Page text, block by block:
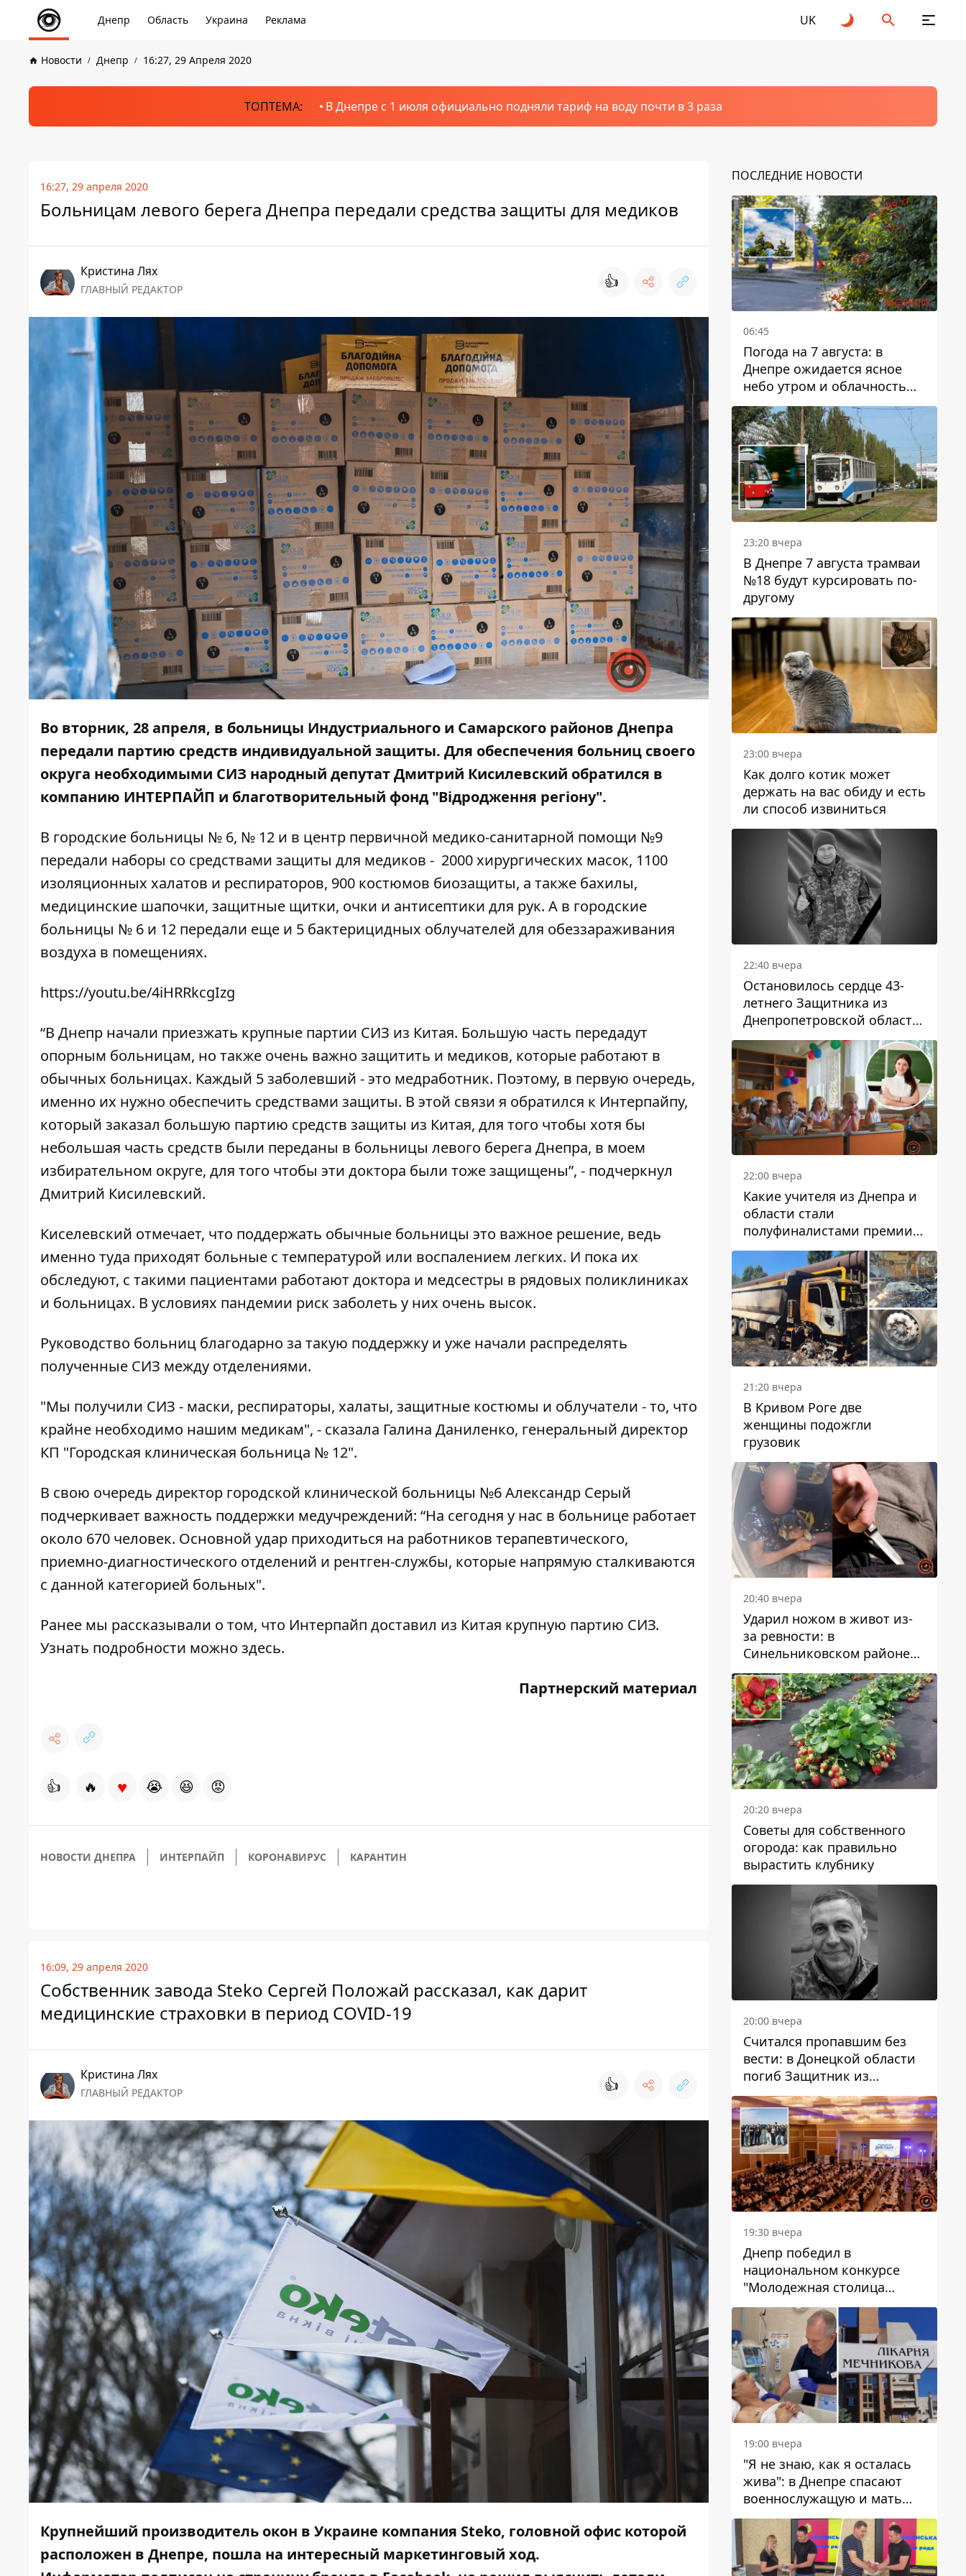
Днепр Область Украина Реклама UK
Новости Днепр 16:27, 29 Апреля 2020
ТОПТЕМА: В Днепре с 1 июля официально подняли тариф на воду почти в 3 раза
16:27, 29 апреля 2020
Больницам левого берега Днепра передали средства защиты для медиков
Кристина Лях
ГЛАВНЫЙ РЕДАКТОР 👍
Во вторник, 28 апреля, в больницы Индустриального и Самарского районов Днепра
передали партию средств индивидуальной защиты. Для обеспечения больниц своего
округа необходимыми СИЗ народный депутат Дмитрий Кисилевский обратился в
компанию ИНТЕРПАЙП и благотворительный фонд "Відродження регіону".
В городские больницы № 6, № 12 и в центр первичной медико-санитарной помощи №9
передали наборы со средствами защиты для медиков - 2000 хирургических масок, 1100
изоляционных халатов и респираторов, 900 костюмов биозащиты, а также бахилы,
медицинские шапочки, защитные щитки, очки и антисептики для рук. А в городские
больницы № 6 и 12 передали еще и 5 бактерицидных облучателей для обеззараживания
воздуха в помещениях.
https://youtu.be/4iHRRkcgIzg
“В Днепр начали приезжать крупные партии СИЗ из Китая. Большую часть передадут
опорным больницам, но также очень важно защитить и медиков, которые работают в
обычных больницах. Каждый 5 заболевший - это медработник. Поэтому, в первую очередь,
именно их нужно обеспечить средствами защиты. В этой связи я обратился к Интерпайпу,
который заказал большую партию средств защиты из Китая, для того чтобы хотя бы
небольшая часть средств были переданы в больницы левого берега Днепра, в моем
избирательном округе, для того чтобы эти доктора были тоже защищены”, - подчеркнул
Дмитрий Кисилевский.
Киселевский отмечает, что поддержать обычные больницы это важное решение, ведь
именно туда приходят больные с температурой или воспалением легких. И пока их
обследуют, с такими пациентами работают доктора и медсестры в рядовых поликлиниках
и больницах. В условиях пандемии риск заболеть у них очень высок.
Руководство больниц благодарно за такую поддержку и уже начали распределять
полученные СИЗ между отделениями.
"Мы получили СИЗ - маски, респираторы, халаты, защитные костюмы и облучатели - то, что
крайне необходимо нашим медикам", - сказала Галина Даниленко, генеральный директор
КП "Городская клиническая больница № 12".
В свою очередь директор городской клинической больницы №6 Александр Серый
подчеркивает важность поддержки медучреждений: “На сегодня у нас в больнице работает
около 670 человек. Основной удар приходиться на работников терапевтического,
приемно-диагностического отделений и рентген-службы, которые напрямую сталкиваются
с данной категорией больных".
Ранее мы рассказывали о том, что Интерпайп доставил из Китая крупную партию СИЗ.
Узнать подробности можно здесь.
Партнерский материал
👍 🔥 ♥ 😭 😆 😡
НОВОСТИ ДНЕПРА ИНТЕРПАЙП КОРОНАВИРУС КАРАНТИН
16:09, 29 апреля 2020
Собственник завода Steko Сергей Положай рассказал, как дарит
медицинские страховки в период COVID-19
Кристина Лях
ГЛАВНЫЙ РЕДАКТОР 👍
Крупнейший производитель окон в Украине компания Steko, головной офис которой
расположен в Днепре, пошла на интересный маркетинговый ход.
ПОСЛЕДНИЕ НОВОСТИ
06:45
Погода на 7 августа: в
Днепре ожидается ясное
небо утром и облачность
после обеда
23:20 вчера
В Днепре 7 августа трамваи
№18 будут курсировать по-
другому
23:00 вчера
Как долго котик может
держать на вас обиду и есть
ли способ извиниться
22:40 вчера
Остановилось сердце 43-
летнего Защитника из
Днепропетровской области
Евгения Зинченко
22:00 вчера
Какие учителя из Днепра и
области стали
полуфиналистами премии
Global Teacher Prize Ukraine
2026
21:20 вчера
В Кривом Роге две
женщины подожгли
грузовик
20:40 вчера
Ударил ножом в живот из-
за ревности: в
Синельниковском районе
задержали 49-летнего
мужчину за убийство
20:20 вчера
Советы для собственного
огорода: как правильно
вырастить клубнику
20:00 вчера
Считался пропавшим без
вести: в Донецкой области
погиб Защитник из
Каменского Антон
Красовский
19:30 вчера
Днепр победил в
национальном конкурсе
"Молодежная столица
Украины – 2026"
19:00 вчера
"Я не знаю, как я осталась
жива": в Днепре спасают
военнослужащую и мать
четверых детей, которую
ранил КАБ